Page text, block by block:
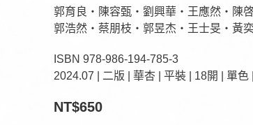
郭育良‧陳容甄‧劉興華‧王應然‧陳
郭浩然‧蔡朋枝‧郭昱杰‧王士旻‧黃
ISBN 978-986-194-785-3
2024.07 | 二版 | 華杏 | 平裝 | 18開 | 單色
NT$650